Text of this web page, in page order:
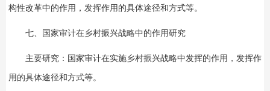
构性改革中的作用，发挥作用的具体途径和方式等。
七、国家审计在乡村振兴战略中的作用研究
主要研究：国家审计在实施乡村振兴战略中发挥的作用，发挥作
用的具体途径和方式等。